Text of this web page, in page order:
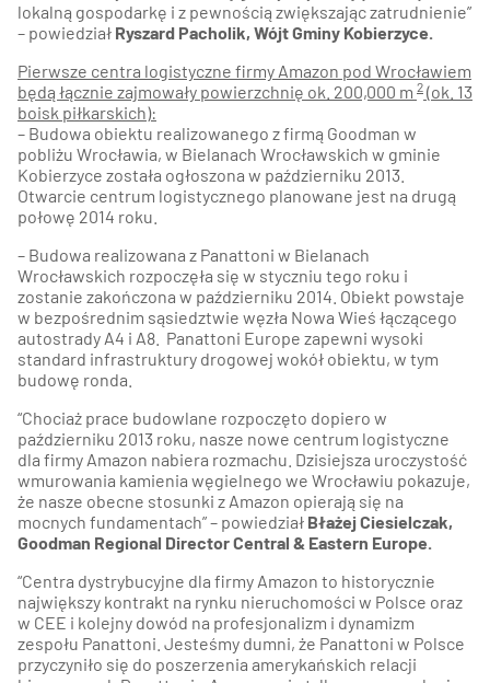
lokalną gospodarkę i z pewnością zwiększając zatrudnienie”
– powiedział Ryszard Pacholik, Wójt Gminy Kobierzyce.
Pierwsze centra logistyczne firmy Amazon pod Wrocławiem
będą łącznie zajmowały powierzchnię ok. 200,000 m 2 (ok. 13
boisk piłkarskich):
– Budowa obiektu realizowanego z firmą Goodman w
pobliżu Wrocławia, w Bielanach Wrocławskich w gminie
Kobierzyce została ogłoszona w październiku 2013.
Otwarcie centrum logistycznego planowane jest na drugą
połowę 2014 roku.
– Budowa realizowana z Panattoni w Bielanach
Wrocławskich rozpoczęła się w styczniu tego roku i
zostanie zakończona w październiku 2014. Obiekt powstaje
w bezpośrednim sąsiedztwie węzła Nowa Wieś łączącego
autostrady A4 i A8. Panattoni Europe zapewni wysoki
standard infrastruktury drogowej wokół obiektu, w tym
budowę ronda.
“Chociaż prace budowlane rozpoczęto dopiero w
październiku 2013 roku, nasze nowe centrum logistyczne
dla firmy Amazon nabiera rozmachu. Dzisiejsza uroczystość
wmurowania kamienia węgielnego we Wrocławiu pokazuje,
że nasze obecne stosunki z Amazon opierają się na
mocnych fundamentach” – powiedział Błażej Ciesielczak,
Goodman Regional Director Central & Eastern Europe.
“Centra dystrybucyjne dla firmy Amazon to historycznie
największy kontrakt na rynku nieruchomości w Polsce oraz
w CEE i kolejny dowód na profesjonalizm i dynamizm
zespołu Panattoni. Jesteśmy dumni, że Panattoni w Polsce
przyczyniło się do poszerzenia amerykańskich relacji